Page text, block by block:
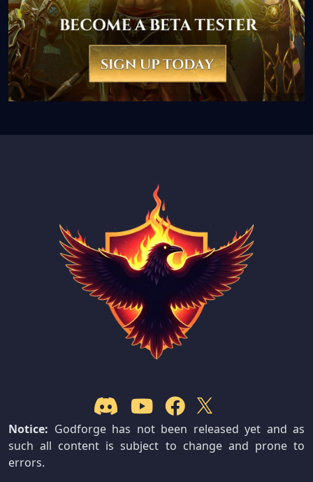
Notice: Godforge has not been released yet and as
such all content is subject to change and prone to
errors.